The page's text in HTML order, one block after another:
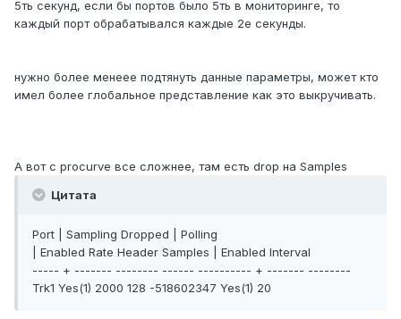
5ть секунд, если бы портов было 5ть в мониторинге, то
каждый порт обрабатывался каждые 2е секунды.
нужно более менеее подтянуть данные параметры, может кто
имел более глобальное представление как это выкручивать.
А вот с procurve все сложнее, там есть drop на Samples
Цитата
Port | Sampling Dropped | Polling
| Enabled Rate Header Samples | Enabled Interval
----- + ------- -------- ------ ---------- + ------- --------
Trk1 Yes(1) 2000 128 -518602347 Yes(1) 20